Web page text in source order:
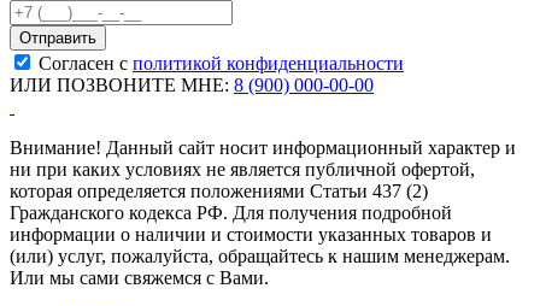
Согласен с политикой конфиденциальности
ИЛИ ПОЗВОНИТЕ МНЕ: 8 (900) 000-00-00
Внимание! Данный сайт носит информационный характер и
ни при каких условиях не является публичной офертой,
которая определяется положениями Статьи 437 (2)
Гражданского кодекса РФ. Для получения подробной
информации о наличии и стоимости указанных товаров и
(или) услуг, пожалуйста, обращайтесь к нашим менеджерам.
Или мы сами свяжемся с Вами.